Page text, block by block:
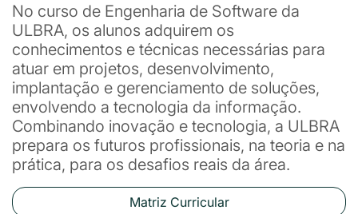
No curso de Engenharia de Software da
ULBRA, os alunos adquirem os
conhecimentos e técnicas necessárias para
atuar em projetos, desenvolvimento,
implantação e gerenciamento de soluções,
envolvendo a tecnologia da informação.
Combinando inovação e tecnologia, a ULBRA
prepara os futuros profissionais, na teoria e na
prática, para os desafios reais da área.
Matriz Curricular